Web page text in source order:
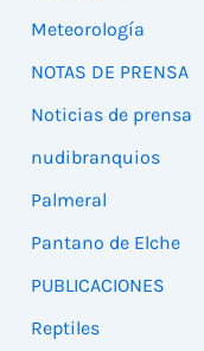
Meteorología
NOTAS DE PRENSA
Noticias de prensa
nudibranquios
Palmeral
Pantano de Elche
PUBLICACIONES
Reptiles